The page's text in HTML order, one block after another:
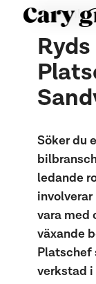
Söker du
ledande
vara med
växande
Platschef
verkstad i